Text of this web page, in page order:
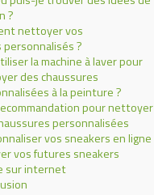
?
nettoyer vos
personnalisés ?
la machine à laver pour
des chaussures
à la peinture ?
pour nettoyer
personnalisées
vos sneakers en ligne
vos futures sneakers
sur internet